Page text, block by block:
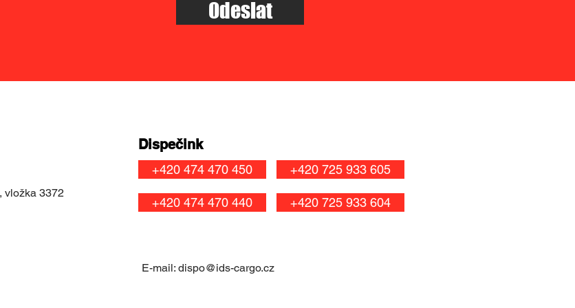
Odeslat
vložka 3372
Dispečink
+420 474 470 450 +420 725 933 605
+420 474 470 440 +420 725 933 604
E-mail: dispo@ids-cargo.cz